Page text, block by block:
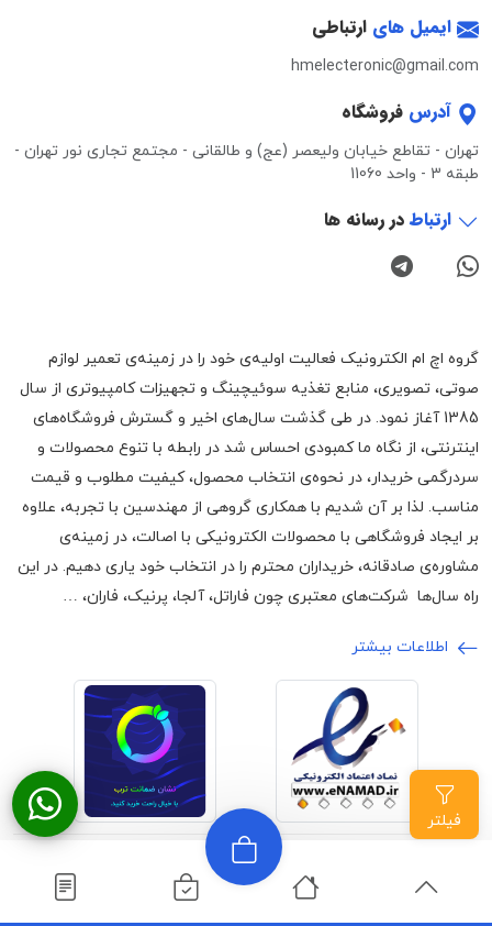
فیلتر
ایمیل های ارتباطی
hmelecteronic@gmail.com
آدرس فروشگاه
تهران - تقاطع خیابان ولیعصر (عج) و طالقانی - مجتمع تجاری نور تهران -
طبقه 3 - واحد 11060
ارتباطدر رسانه ها
گروه اچ ام الکترونیک فعالیت اولیه‌ی خود را در زمینه‌‌ی تعمیر لوازم
صوتی، تصویری، منابع تغذیه سوئیچینگ و تجهیزات کامپیوتری از سال
1385 آغاز نمود. در طی گذشت سال‌های اخیر و گسترش فروشگاه‌های
اینترنتی، از نگاه ما کمبودی احساس شد در رابطه با تنوع محصولات و
سردرگمی خریدار، در نحوه‌ی انتخاب محصول، کیفیت مطلوب و قیمت
مناسب. لذا بر آن شدیم با همکاری گروهی از مهندسین با تجربه، علاوه
بر ایجاد فروشگاهی با محصولات الکترونیکی با اصالت، در زمینه‌ی
مشاوره‌ی صادقانه، خریداران محترم را در انتخاب خود یاری دهیم. در این
راه سال‌ها شرکت‌های معتبری چون فاراتل، آلجا، پرنیک، فاران، …
اطلاعات بیشتر
©2024 تمامی حقوق برای وبسایت اچ ام
الکترونیک محفوظ است
صادق